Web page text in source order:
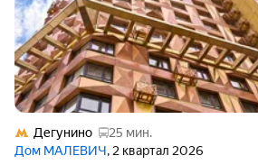
Дегунино
25 мин.
Дом МАЛЕВИЧ, 2 квартал 2026